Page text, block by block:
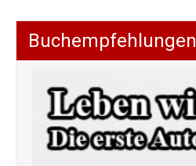
Buchempfehlungen